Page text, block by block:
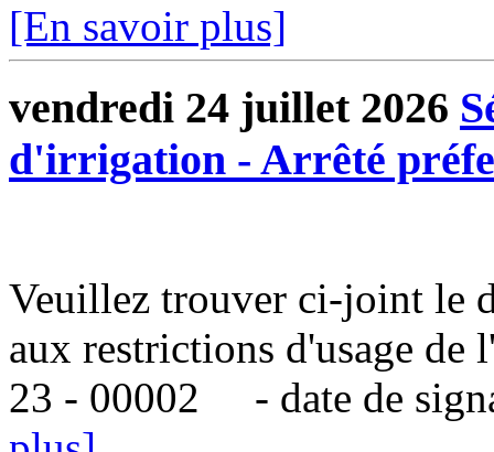
[En savoir plus]
vendredi 24 juillet 2026
d'irrigation - Arrêté
Veuillez trouver ci-joint le
aux restrictions d'usage
23 - 00002 - date de